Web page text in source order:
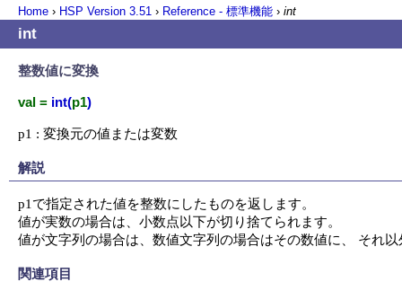
Home › HSP Version 3.51 › Reference - 標準機能 › int
int
整数値に変換
val = int(p1)
p1 : 変換元の値または変数
解説
p1で指定された値を整数にしたものを返します。
値が実数の場合は、小数点以下が切り捨てられます。
値が文字列の場合は、数値文字列の場合はその数値に、 それ
関連項目